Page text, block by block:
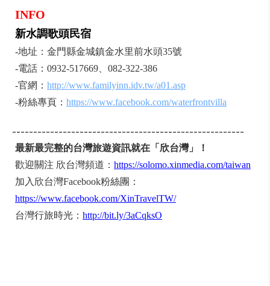
INFO
新水調歌頭民宿
-地址：金門縣金城鎮金水里前水頭35號
-電話：0932-517669、082-322-386
-官網： http://www.familyinn.idv.tw/a01.asp
-粉絲專頁： https://www.facebook.com/waterfrontvilla
-------------------------------------------------------
最新最完整的台灣旅遊資訊就在「欣台灣」！
歡迎關注 欣台灣頻道： https://solomo.xinmedia.com/taiwan
加入欣台灣Facebook粉絲團：
https://www.facebook.com/XinTravelTW/
台灣行旅時光： http://bit.ly/3aCqksO